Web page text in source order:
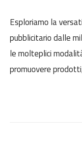
Esploriamo la
pubblicitario dalle
le molteplici
promuovere